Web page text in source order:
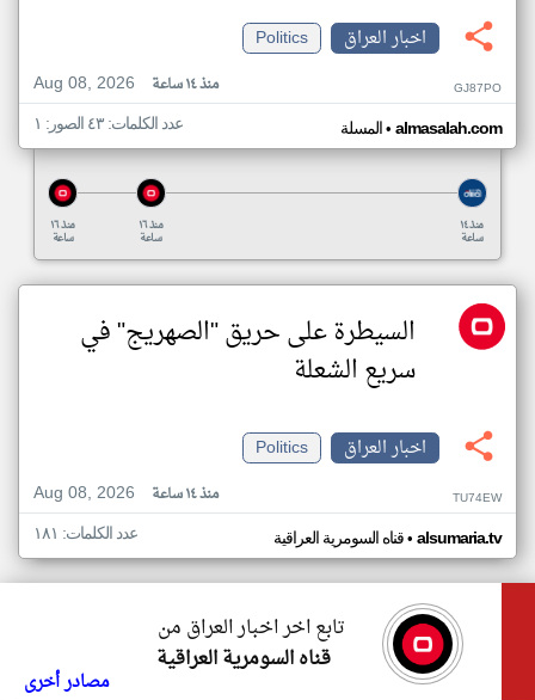
اخبار العراق
Politics
Aug 08, 2026
منذ ١٤ ساعة GJ87PO
المسلة• almasalah.com عدد الكلمات: ٤٣ الصور: ١
منذ ١٦
ساعة
منذ ١٦
ساعة
منذ ١٤
ساعة
السيطرة على حريق "الصهريج" في
سريع الشعلة
اخبار العراق
Politics
Aug 08, 2026
منذ ١٤ ساعة TU74EW
قناه السومرية العراقية• alsumaria.tv عدد الكلمات: ١٨١
تابع اخر اخبار العراق من
قناه السومرية العراقية
مصادر أخرى